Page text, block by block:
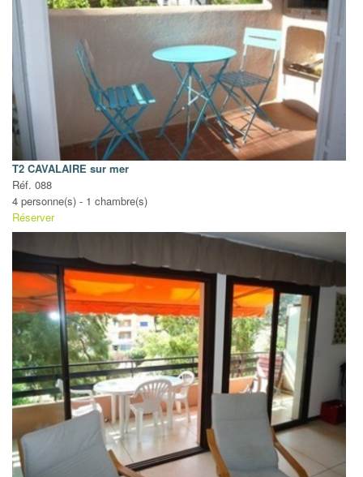
T2 CAVALAIRE sur mer
Réf. 088
4 personne(s) - 1 chambre(s)
Réserver